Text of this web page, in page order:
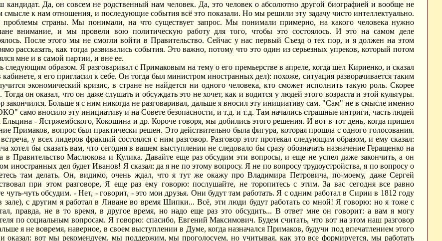
Да, он совсем не родственный нам человек. Да, это человек о абсолютно другой биографией и вообще не
к нам отношения, и последующие события всё это показали. Но мы решили эту задачу чисто интеллектуально.
страны. Мы понимали, на что существует запрос. Мы понимали примерно, на какого человека нужно
внимание, и мы провели вою политическую работу для того, чтобы это состоялось. И это на самом деле
После этого мы не смогли войти в Правительство. Сейчас у нас первый Съезд о тех пор, и я должен на этом
рассказать, как тогда развивались события. Это важно, потому что это один из серьезных упреков, который потом
мне и в самой партии, и вне ее.
следующим образом. Я разговаривал с Примаковым на тему о его премьерстве в апреле, когда шел Кириенко, и сказал
я его пригласил к себе. Он тогда был министром иностранных дел): похоже, ситуация разворачивается таким
экономический кризис, в стране не найдется ни одного человека, кто сможет исполнить такую роль. Скорее
Тогда он оказал, что он даже слушать и обсуждать это не хочет, как и водится у людей этого возраста и этой культуры.
закончился. Больше я с ним никогда не разговаривал, дальше я вносил эту инициативу сам. "Сам" не в смысле именно
само вносило эту инициативу и на Совете безопасности, и т.д. и т.д. Там начались страшные интриги, часть людей
Ельцина - Ястржембского, Кокошина и др. Короче говоря, мы добились этого решения. И вот в тот день, когда пришел
Примаков, вопрос был практически решен. Это действительно была фигура, которая прошла с одного голосования.
у всех лидеров фракций состоялся с ним разговор. Разговор этот протекал следующим образом, и ему сказал:
хотел бы сказать вам, что сегодня в вашем выступлении не следовало бы сразу обозначать назначение Геращенко на
в Правительство Маслюкова и Кулика. Давайте еще раз обсудим эти вопросы, и еще не успел даже закончить, а он
иностранных дел будет Иванов! Я сказал: да я не по этому вопросу. Я не по вопросу трудоустройства, я по вопросу о
там делать. Он, видимо, очень ждал, что я тут же окажу про Владимира Петровича, по-моему, даже Сергей
при этом разговоре, Я еще раз ему говорю: послушайте, не торопитесь с этим. За вас сегодня все равно
чуть-чуть обсудим. - Нет, - говорит, - это мои друзья. Они будут там работать. Я с одним работал в Сирии в 1812 году
зале), с другим я работал в Ливане во время Шипки... Всё, эти люди будут работать со мной! Я говорю: но я тоже с
правда, не в то время, в другое время, но надо еще раз это обсудить... В ответ мне он говорит: а вам я могу
по социальным вопросам. Я говорю: спасибо, Евгений Максимович. Будем считать, что вот на этом наш разговор
я не вовремя, наверное, в своем выступлении в Думе, когда назначался Примаков, будучи под впечатлением этого
и оказал: вот мы рекомендуем, мы поддержим, мы проголосуем, но учитывая, как это все формируется, мы работать